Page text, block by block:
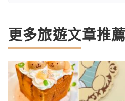
更多旅遊文章推薦